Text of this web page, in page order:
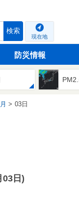
検索
現在地
防災情報
03日
03日)